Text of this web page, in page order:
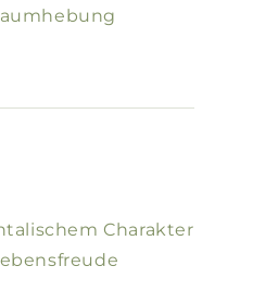
Charakter